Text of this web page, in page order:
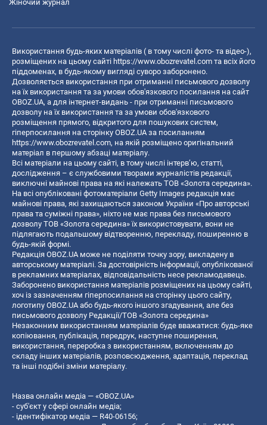
Жіночий журнал
Використання будь-яких матеріалів ( в тому числі фото- та відео-),
розміщених на цьому сайті https://www.obozrevatel.com та всіх його
піддоменах, в будь-якому вигляді суворо заборонено.
Дозволяється використання при отриманні письмового дозволу
на їх використання та за умови обов'язкового посилання на сайт
OBOZ.UA, а для інтернет-видань - при отриманні письмового
дозволу на їх використання та за умови обов'язкового
розміщення прямого, відкритого для пошукових систем,
гіперпосилання на сторінку OBOZ.UA за посиланням
https://www.obozrevatel.com, на якій розміщено оригінальний
матеріал в першому абзаці матеріалу.
Всі матеріали на цьому сайті, в тому числі інтерв’ю, статті,
дослідження – є службовими творами журналістів редакції,
виключні майнові права на які належать ТОВ «Золота середина».
На всі опубліковані фотоматеріали Getty Images редакція має
майнові права, які захищаються законом України «Про авторські
права та суміжні права», ніхто не має права без письмового
дозволу ТОВ «Золота середина» їх використовувати, вони не
підлягають подальшому відтворенню, перекладу, поширенню в
будь-якій формі.
Редакція OBOZ.UA може не поділяти точку зору, викладену в
авторському матеріалі. За достовірність інформації, опублікованої
в рекламних матеріалах, відповідальність несе рекламодавець.
Заборонено використання матеріалів розміщених на цьому сайті,
хоч із зазначенням гіперпосилання на сторінку цього сайту,
логотипу OBOZ.UA або будь-якого іншого згадування, але без
письмового дозволу Редакції/ТОВ «Золота середина»
Незаконним використанням матеріалів буде вважатися: будь-яке
копiювання, публiкацiя, передрук, наступне поширення,
використання, переробка з використанням, включенням до
складу інших матеріалів, розповсюдження, адаптація, переклад
та інші подібні зміни матеріалу.
Назва онлайн медіа — «OBOZ.UA»
- суб'єкт у сфері онлайн медіа;
- ідентифікатор медіа — R40-06156;